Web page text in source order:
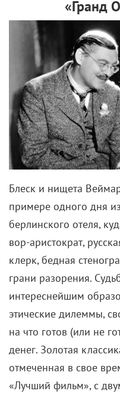
«Гранд
Блеск и нищета
примере одного дня
берлинского отеля,
вор-аристократ,
клерк, бедная
грани разорения.
интереснейшим
этические дилеммы,
на что готов (или не
денег. Золотая
отмеченная в свое
«Лучший фильм», с